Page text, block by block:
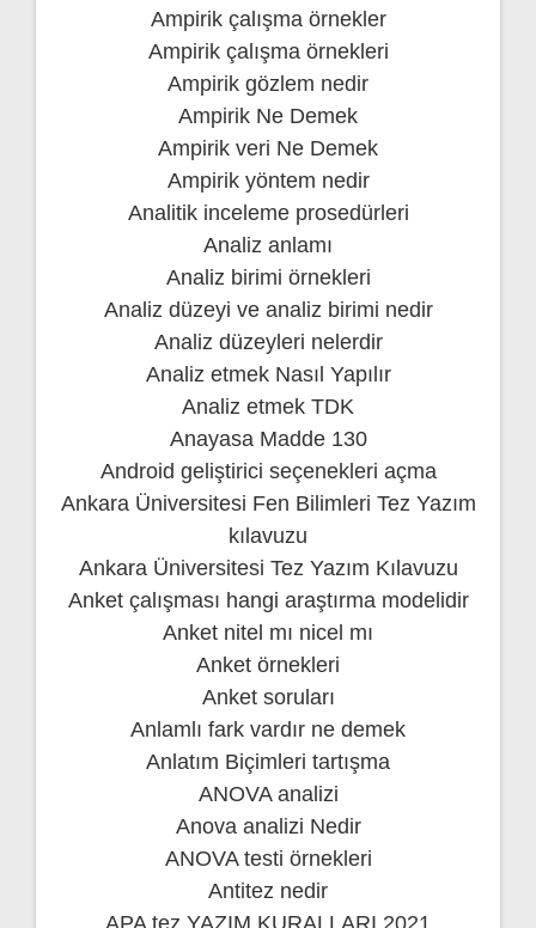
Ampirik çalışma örnekler
Ampirik çalışma örnekleri
Ampirik gözlem nedir
Ampirik Ne Demek
Ampirik veri Ne Demek
Ampirik yöntem nedir
Analitik inceleme prosedürleri
Analiz anlamı
Analiz birimi örnekleri
Analiz düzeyi ve analiz birimi nedir
Analiz düzeyleri nelerdir
Analiz etmek Nasıl Yapılır
Analiz etmek TDK
Anayasa Madde 130
Android geliştirici seçenekleri açma
Ankara Üniversitesi Fen Bilimleri Tez Yazım
kılavuzu
Ankara Üniversitesi Tez Yazım Kılavuzu
Anket çalışması hangi araştırma modelidir
Anket nitel mı nicel mı
Anket örnekleri
Anket soruları
Anlamlı fark vardır ne demek
Anlatım Biçimleri tartışma
ANOVA analizi
Anova analizi Nedir
ANOVA testi örnekleri
Antitez nedir
APA tez YAZIM KURALLARI 2021